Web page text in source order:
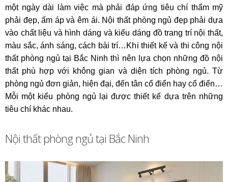
một ngày dài làm việc mà phải đáp ứng tiêu chí thẩm mỹ
phải đẹp, ấm áp và êm ái. Nội thất phòng ngủ đẹp phải dựa
vào chất liệu và hình dáng và kiểu dáng đồ trang trí nội thất,
màu sắc, ánh sáng, cách bài trí…Khi thiết kế và thi công nội
thất phòng ngủ tại Bắc Ninh thì nên lựa chọn những đồ nội
thất phù hợp với không gian và diện tích phòng ngủ. Từ
phòng ngủ đơn giản, hiện đại, đến tân cổ điển hay cổ điển…
Mỗi một kiểu phòng ngủ lại được thiết kế dựa trên những
tiêu chí khác nhau.
Nội thất phòng ngủ tại Bắc Ninh